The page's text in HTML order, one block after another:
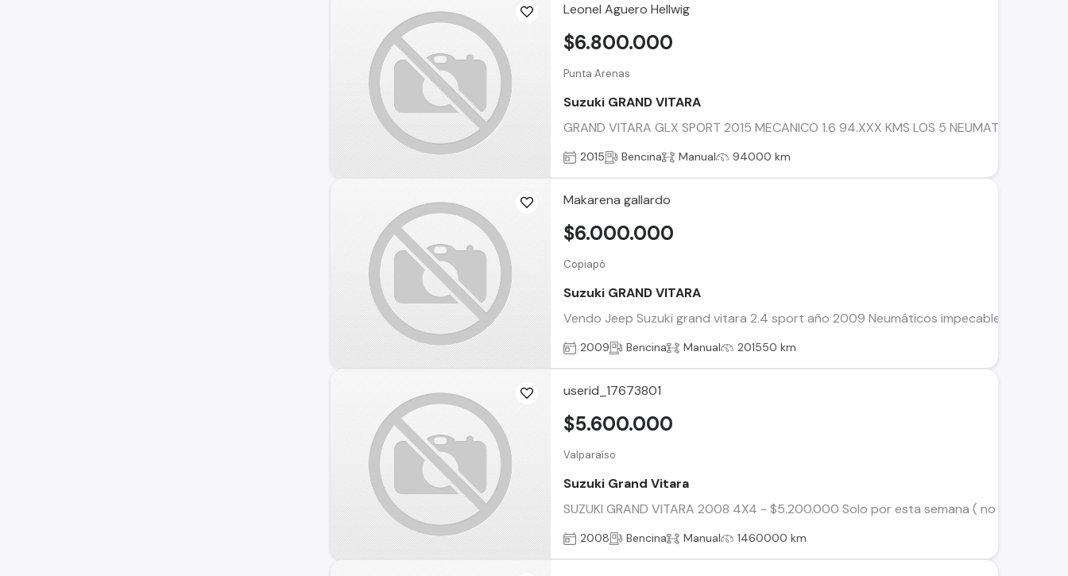
Leonel Aguero Hellwig
Punta Arenas
Suzuki GRAND VITARA
GRAND VITARA GLX SPORT 2015 MECANICO 1.6 94.XXX KMS LOS 5 NEUMATICOS
$6.800.000
2015 Bencina Manual 94000 km
Makarena gallardo
Copiapó
Suzuki GRAND VITARA
Vendo Jeep Suzuki grand vitara 2.4 sport año 2009 Neumáticos impecables, winche
$6.000.000
2009 Bencina Manual 201550 km
userid_17673801
Valparaíso
Suzuki Grand Vitara
SUZUKI GRAND VITARA 2008 4X4 - $5.200.000 Solo por esta semana ( no
$5.600.000
2008 Bencina Manual 1460000 km